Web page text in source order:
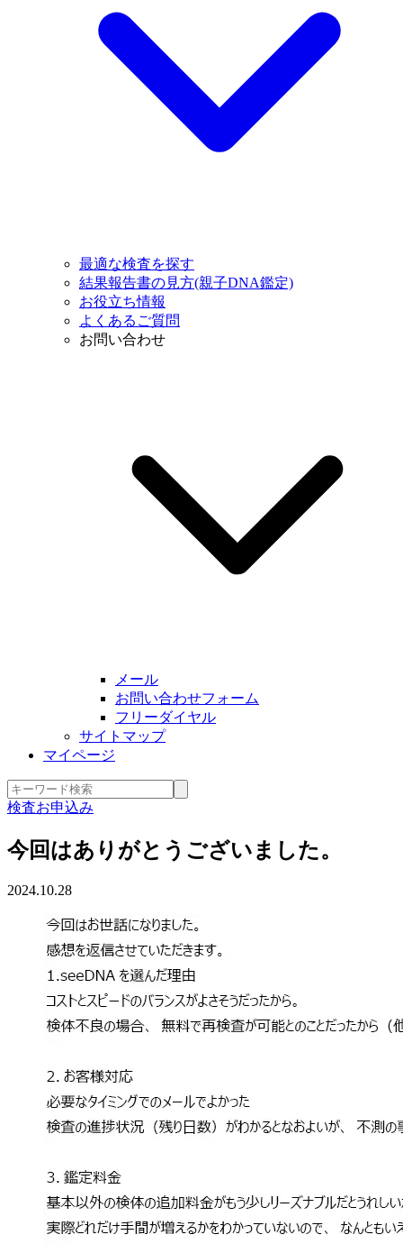
最適な検査を探す
結果報告書の見方(親子DNA鑑定)
お役立ち情報
よくあるご質問
お問い合わせ
メール
お問い合わせフォーム
フリーダイヤル
サイトマップ
マイページ
検査お申込み
今回はありがとうございました。
2024.10.28